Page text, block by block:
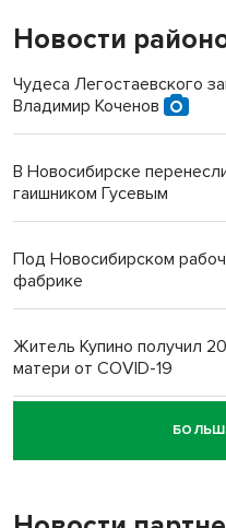
Новости
Чудеса Легостаевского
Владимир Коченов
В Новосибирске
гаишником Гусевым
Под Новосибирском
фабрике
Житель Купино получил
матери от COVID-19
Новосибирский суд
пенсионерки на вокзале
«Мы живём на пастбище!»: